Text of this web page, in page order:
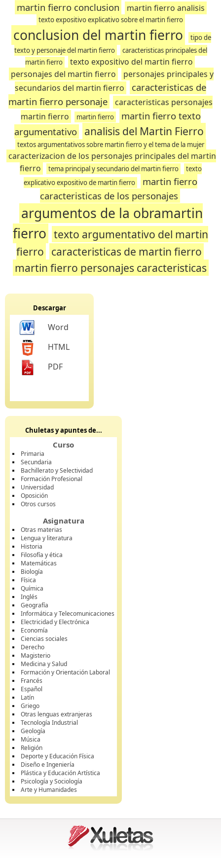
martin fierro conclusion martin fierro analisis
texto expositivo explicativo sobre el martin fierro
conclusion del martin fierro
tipo de
texto y personaje del martin fierro
caracteristicas principales del
martin fierro
texto expositivo del martin fierro
personajes del martin fierro
personajes principales y
secundarios del martin fierro
caracteristicas de
martin fierro personaje
caracteristicas personajes
martin fierro
martin fierro
martin fierro texto
argumentativo
analisis del Martin Fierro
textos argumentativos sobre martin fierro y el tema de la mujer
caracterizacion de los personajes principales del martin
fierro
tema principal y secundario del martin fierro
texto
explicativo expositivo de martin fierro
martin fierro
caracteristicas de los personajes
argumentos de la obramartin
fierro texto argumentativo del martin
fierro caracteristicas de martin fierro
martin fierro personajes caracteristicas
Descargar
Word
HTML
PDF
Chuletas y apuntes de...
Curso
Primaria
Secundaria
Bachillerato y Selectividad
Formación Profesional
Universidad
Oposición
Otros cursos
Asignatura
Otras materias
Lengua y literatura
Historia
Filosofía y ética
Matemáticas
Biología
Física
Química
Inglés
Geografía
Informática y Telecomunicaciones
Electricidad y Electrónica
Economía
Ciencias sociales
Derecho
Magisterio
Medicina y Salud
Formación y Orientación Laboral
Francés
Español
Latín
Griego
Otras lenguas extranjeras
Tecnología Industrial
Geología
Música
Religión
Deporte y Educación Física
Diseño e Ingeniería
Plástica y Educación Artística
Psicología y Sociología
Arte y Humanidades